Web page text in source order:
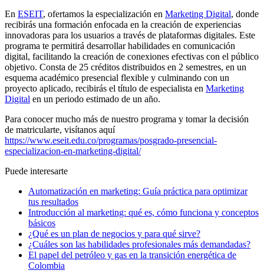
En ESEIT, ofertamos la especialización en Marketing Digital, donde
recibirás una formación enfocada en la creación de experiencias
innovadoras para los usuarios a través de plataformas digitales. Este
programa te permitirá desarrollar habilidades en comunicación
digital, facilitando la creación de conexiones efectivas con el público
objetivo. Consta de 25 créditos distribuidos en 2 semestres, en un
esquema académico presencial flexible y culminando con un
proyecto aplicado, recibirás el título de especialista en Marketing
Digital en un periodo estimado de un año.
Para conocer mucho más de nuestro programa y tomar la decisión
de matricularte, visítanos aquí
https://www.eseit.edu.co/programas/posgrado-presencial-
especializacion-en-marketing-digital/
Puede interesarte
Automatización en marketing: Guía práctica para optimizar
tus resultados
Introducción al marketing: qué es, cómo funciona y conceptos
básicos
¿Qué es un plan de negocios y para qué sirve?
¿Cuáles son las habilidades profesionales más demandadas?
El papel del petróleo y gas en la transición energética de
Colombia